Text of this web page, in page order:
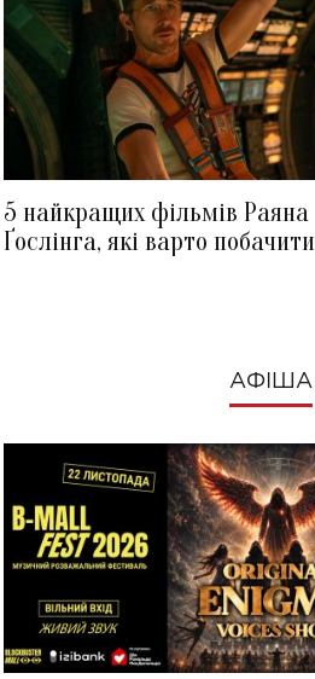
5 найкращих фільмів Раяна
Ґослінга, які варто побачити
АФІША